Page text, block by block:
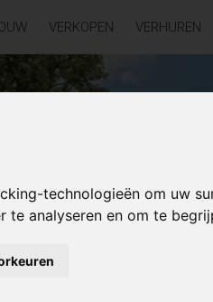
technologieën om uw
analyseren en om te
VERKOPEN VERHUREN